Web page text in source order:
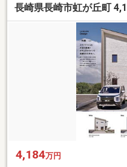
長崎県長崎市虹が丘町
4,184万円